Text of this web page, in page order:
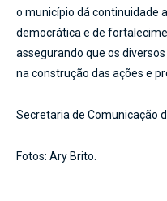
o município dá continuidade
democrática e de
assegurando que os
na construção das ações e
Secretaria de Comunicação
Fotos: Ary Brito.